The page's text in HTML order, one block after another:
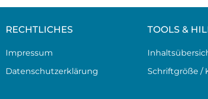
RECHTLICHES
Impressum
Datenschutzerklärung
TOOLS &
Schriftgröße /